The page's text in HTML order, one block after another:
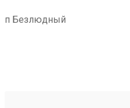
п Безлюдный